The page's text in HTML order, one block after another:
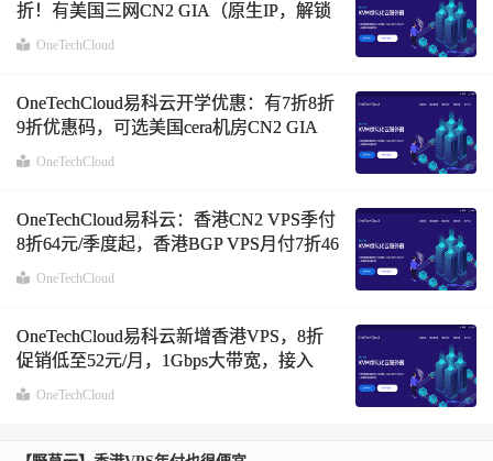
折！有美国三网CN2 GIA（原生IP，解锁
美区Netflix/TikTok）、美国CN2高防、香
OneTechCloud
OneTechCloud易科云开学优惠：有7折8折
9折优惠码，可选美国cera机房CN2 GIA
VPS、香港CN2+BGP大带宽VPS
OneTechCloud
OneTechCloud易科云：香港CN2 VPS季付
8折64元/季度起，香港BGP VPS月付7折46
元/月起，美国CN2 GIA VPS月付9折起
OneTechCloud
OneTechCloud易科云新增香港VPS，8折
促销低至52元/月，1Gbps大带宽，接入
NTT/CMI/HKIX混合优化，强制国内三网
OneTechCloud